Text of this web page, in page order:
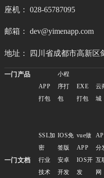
座机： 028-65787095
邮箱： dev@yimenapp.com
地址： 四川省成都市高新区
一门产品
APP
打包
小程
序打
包
EXE
打包
云
城
SSL加
密
IOS免
签版
vue做
APP
分
一门文档
行业
技术
安卓
开发
IOS开
发
互
网